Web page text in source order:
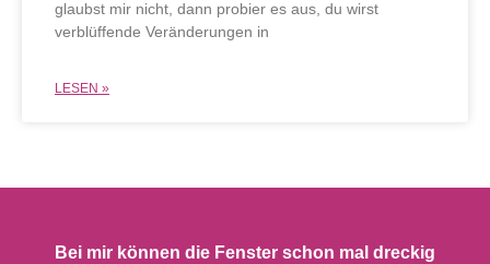
glaubst mir nicht, dann probier es aus, du wirst
verblüffende Veränderungen in
LESEN »
Bei mir können die Fenster schon mal dreckig